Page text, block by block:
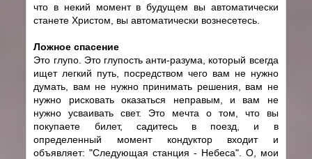
что в некий момент в будущем вы автоматически
станете Христом, вы автоматически вознесетесь.
Ложное спасение
Это глупо. Это глупость анти-разума, который всегда
ищет легкий путь, посредством чего вам не нужно
думать, вам не нужно принимать решения, вам не
нужно рисковать оказаться неправым, и вам не
нужно усваивать свет. Это мечта о том, что вы
покупаете билет, садитесь в поезд, и в
определенный момент кондуктор входит и
объявляет: "Следующая станция - Небеса". О, мои